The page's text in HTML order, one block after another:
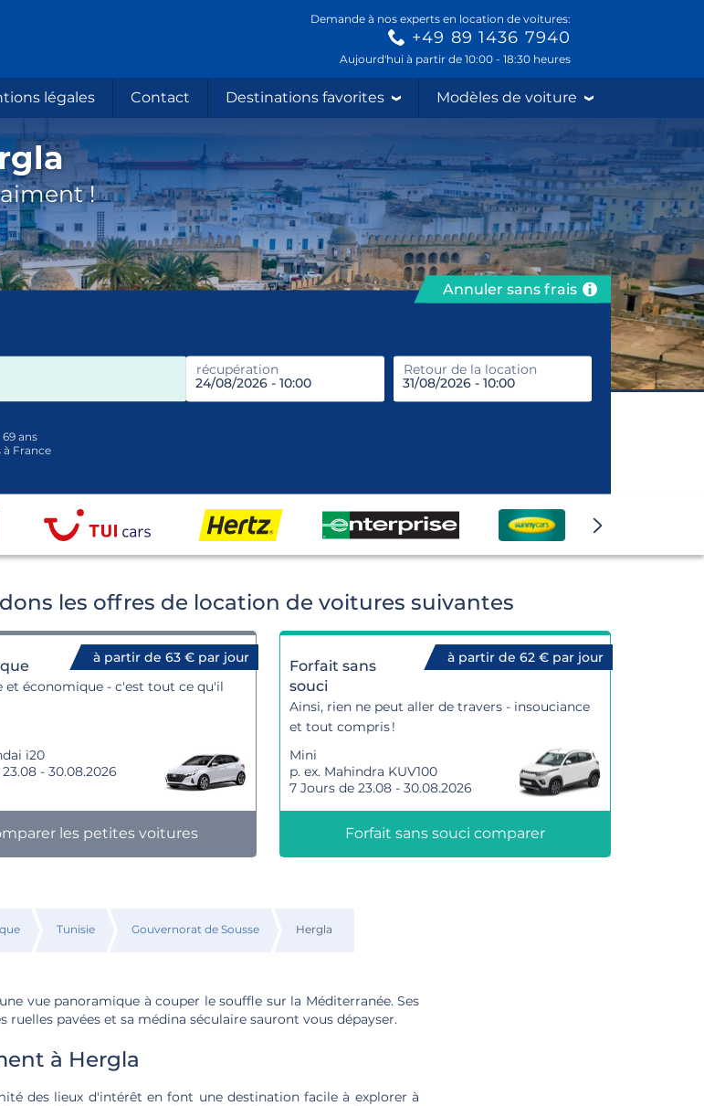
Demande à nos experts en location de voitures:
+49 89 1436 7940
Aujourd'hui à partir de 10:00 - 18:30 heures
légales Contact Destinations favorites Modèles de voiture
!
Annuler sans frais
récupération Retour de la location
prendre
69 ans
à France
les offres de location de voitures suivantes
à partir de 63 € par jour
et économique - c'est tout ce qu'il
i20
- 30.08.2026
les petites voitures
à partir de 62 € par jour
Forfait sans
souci
Ainsi, rien ne peut aller de travers - insouciance
et tout compris !
Mini
p. ex. Mahindra KUV100
7 Jours de 23.08 - 30.08.2026
Forfait sans souci comparer
Tunisie Gouvernorat de Sousse Hergla
vue panoramique à couper le souffle sur la Méditerranée. Ses
ruelles pavées et sa médina séculaire sauront vous dépayser.
à Hergla
des lieux d'intérêt en font une destination facile à explorer à